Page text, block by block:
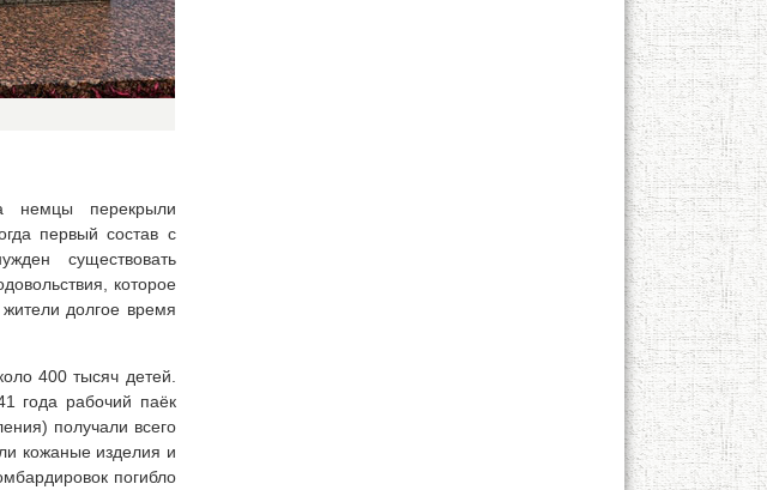
немцы перекрыли
первый состав с
существовать
которое
долгое время
400 тысяч детей.
года рабочий паёк
получали всего
кожаные изделия и
погибло